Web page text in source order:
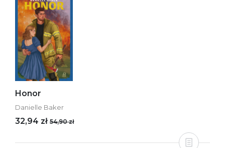
Honor
Danielle Baker
32,94 zł 54,90 zł